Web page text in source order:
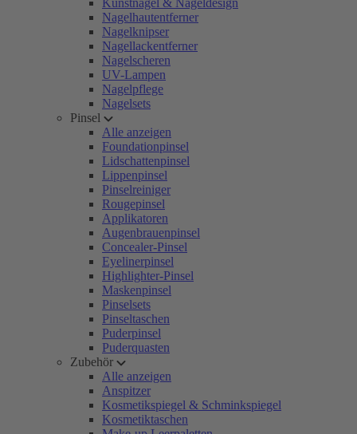
Kunstnägel & Nageldesign
Nagelhautentferner
Nagelknipser
Nagellackentferner
Nagelscheren
UV-Lampen
Nagelpflege
Nagelsets
Pinsel
Alle anzeigen
Foundationpinsel
Lidschattenpinsel
Lippenpinsel
Pinselreiniger
Rougepinsel
Applikatoren
Augenbrauenpinsel
Concealer-Pinsel
Eyelinerpinsel
Highlighter-Pinsel
Maskenpinsel
Pinselsets
Pinseltaschen
Puderpinsel
Puderquasten
Zubehör
Alle anzeigen
Anspitzer
Kosmetikspiegel & Schminkspiegel
Kosmetiktaschen